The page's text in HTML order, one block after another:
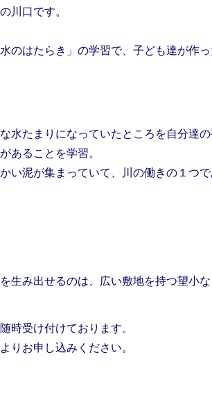
川口です。
のはたらき」の学習で、子ども達が作っ
水たまりになっていたところを自分達
あることを学習。
い泥が集まっていて、川の働きの１つ
生み出せるのは、広い敷地を持つ望小
時受け付けております。
りお申し込みください。